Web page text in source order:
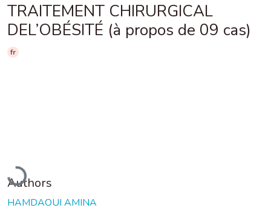
TRAITEMENT CHIRURGICAL
DEL’OBÉSITÉ (à propos de 09 cas)
fr
Loading...
Authors
HAMDAOUI AMINA